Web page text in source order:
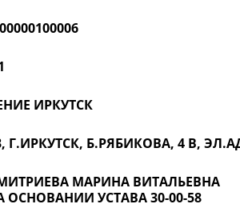
ИРКУТСК
Г.ИРКУТСК, Б.РЯБИКОВА, 4 В,
МАРИНА ВИТАЛЬЕВНА
ОСНОВАНИИ УСТАВА 30-00-58